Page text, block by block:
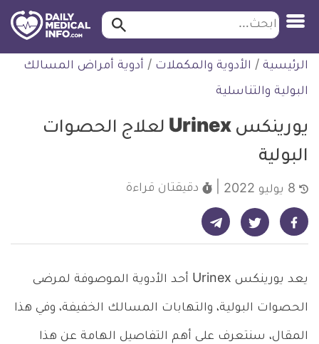
التخطي
للمحتوى
طبية
ابحث ابحث…
الرئيسية / الأدوية والمكملات / أدوية أمراض المسالك
البولية والتناسلية
يورينكس Urinex لعلاج الحصوات
البولية
دقيقتان قراءة
شارك على فيسبوك - ديلي ميديكال انفو شارك على تويتر - ديلي ميديكال انفو شارك على تيليجرام - ديلي ميديكال انفو
يعد يورينكس Urinex أحد الأدوية الموصوفة لمرضى
الحصوات البولية، والتهابات المسالك الخفيفة، وفي هذا
المقال، سنتعرف على أهم التفاصيل الهامة عن هذا